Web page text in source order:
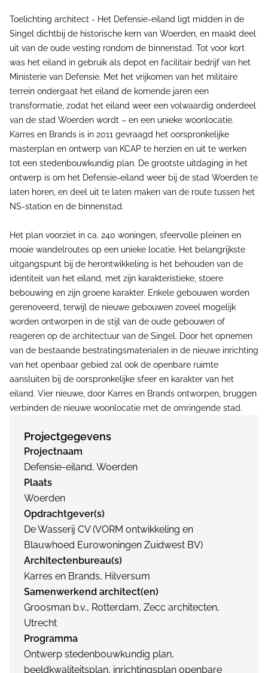
Toelichting architect - Het Defensie-eiland ligt midden in de
Singel dichtbij de historische kern van Woerden, en maakt deel
uit van de oude vesting rondom de binnenstad. Tot voor kort
was het eiland in gebruik als depot en facilitair bedrijf van het
Ministerie van Defensie. Met het vrijkomen van het militaire
terrein ondergaat het eiland de komende jaren een
transformatie, zodat het eiland weer een volwaardig onderdeel
van de stad Woerden wordt – en een unieke woonlocatie.
Karres en Brands is in 2011 gevraagd het oorspronkelijke
masterplan en ontwerp van KCAP te herzien en uit te werken
tot een stedenbouwkundig plan. De grootste uitdaging in het
ontwerp is om het Defensie-eiland weer bij de stad Woerden te
laten horen, en deel uit te laten maken van de route tussen het
NS-station en de binnenstad.
Het plan voorziet in ca. 240 woningen, sfeervolle pleinen en
mooie wandelroutes op een unieke locatie. Het belangrijkste
uitgangspunt bij de herontwikkeling is het behouden van de
identiteit van het eiland, met zijn karakteristieke, stoere
bebouwing en zijn groene karakter. Enkele gebouwen worden
gerenoveerd, terwijl de nieuwe gebouwen zoveel mogelijk
worden ontworpen in de stijl van de oude gebouwen of
reageren op de architectuur van de Singel. Door het opnemen
van de bestaande bestratingsmaterialen in de nieuwe inrichting
van het openbaar gebied zal ook de openbare ruimte
aansluiten bij de oorspronkelijke sfeer en karakter van het
eiland. Vier nieuwe, door Karres en Brands ontworpen, bruggen
verbinden de nieuwe woonlocatie met de omringende stad.
Projectgegevens
Projectnaam
Defensie-eiland, Woerden
Plaats
Woerden
Opdrachtgever(s)
De Wasserij CV (VORM ontwikkeling en
Blauwhoed Eurowoningen Zuidwest BV)
Architectenbureau(s)
Karres en Brands, Hilversum
Samenwerkend architect(en)
Groosman b.v., Rotterdam, Zecc architecten,
Utrecht
Programma
Ontwerp stedenbouwkundig plan,
beeldkwaliteitsplan, inrichtingsplan openbare